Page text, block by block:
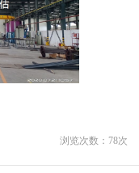
浏览次数： 78次